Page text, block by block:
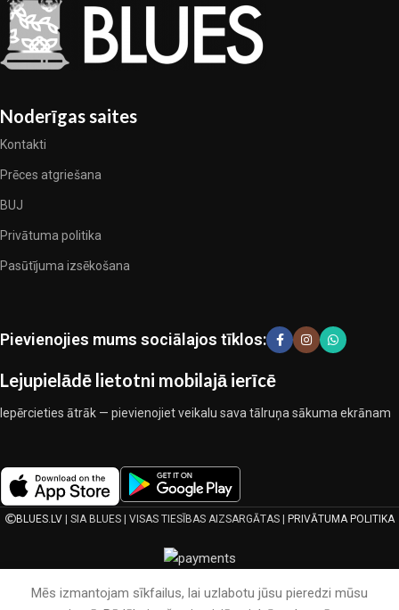
veļas katalogs: pieejamas gan kokvilnas, gan kokvilna satīna gultas
veļas.
Gultas veļas ražošana ir moderns mākslas veids
Gultas veļas ražotāji, kā arī citu tekstila preču ražotāji ir pilni ar
dizainieriskām prēcem, kuras novērtēs īsti skaistuma pazinēji. Mēs
esam izvēlējušies jums labākos modeļus no mūsdienu gultas veļas
praktiskumu katrā izstrādājuma vienībā. Mūsu sortimentā ir
pārbaudītu uzņēmumu produkti. Kuri daudzu gadu nepārtrauktā
ekspluatācijas īpašības, pievilcīgu izstrādājumu izskatu, ilgu
lietošanas laiku un kalpošanas laiku.
Noderīgas saites
Kontakti
Prēces atgriešana
BUJ
Privātuma politika
Pasūtījuma izsēkošana
Pievienojies mums sociālajos tīklos:
Lejupielādē lietotni mobilajā ierīcē
Iepērcieties ātrāk — pievienojiet veikalu sava tālruņa sākuma ekrānam
BLUES.LV| SIA BLUES | VISAS TIESĪBAS AIZSARGĀTAS | PRIVĀTUMA POLITIKA
Mēs izmantojam sīkfailus, lai uzlabotu jūsu pieredzi mūsu